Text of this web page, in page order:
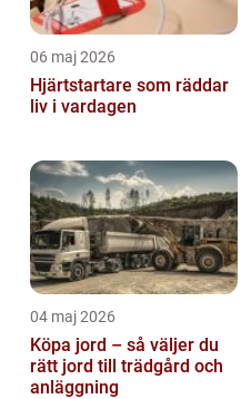
06 maj 2026
Hjärtstartare som räddar
liv i vardagen
04 maj 2026
Köpa jord – så väljer du
rätt jord till trädgård och
anläggning